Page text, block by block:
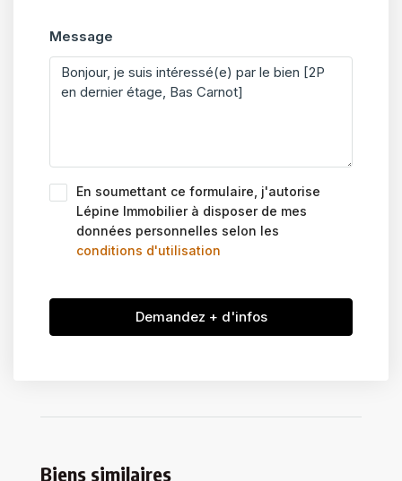
Message
En soumettant ce formulaire, j'autorise
Lépine Immobilier à disposer de mes
données personnelles selon les
conditions d'utilisation
Demandez + d'infos
Biens similaires